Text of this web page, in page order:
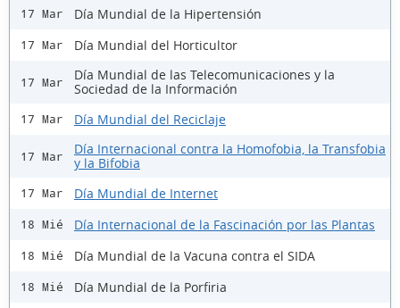
17 Mar Día Mundial de la Hipertensión
17 Mar Día Mundial del Horticultor
17 Mar
Día Mundial de las Telecomunicaciones y la
Sociedad de la Información
17 Mar Día Mundial del Reciclaje
17 Mar
Día Internacional contra la Homofobia, la Transfobia
y la Bifobia
17 Mar Día Mundial de Internet
18 Mié Día Internacional de la Fascinación por las Plantas
18 Mié Día Mundial de la Vacuna contra el SIDA
18 Mié Día Mundial de la Porfiria